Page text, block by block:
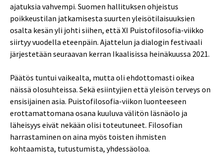
ajatuksia vahvempi. Suomen hallituksen ohjeistus
poikkeustilan jatkamisesta suurten yleisötilaisuuksien
osalta kesän yli johti siihen, että XI Puistofilosofia-viikko
siirtyy vuodella eteenpäin. Ajattelun ja dialogin festivaali
järjestetään seuraavan kerran Ikaalisissa heinäkuussa 2021.
Päätös tuntui vaikealta, mutta oli ehdottomasti oikea
näissä olosuhteissa. Sekä esiintyjien että yleisön terveys on
ensisijainen asia. Puistofilosofia-viikon luonteeseen
erottamattomana osana kuuluva välitön läsnäolo ja
läheisyys eivät nekään olisi toteutuneet. Filosofian
harrastaminen on aina myös toisten ihmisten
kohtaamista, tutustumista, yhdessäoloa.